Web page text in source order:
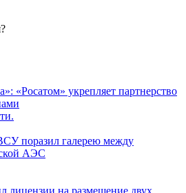
«Росатом» укрепляет партнерство
поразил галерею между
АЭС